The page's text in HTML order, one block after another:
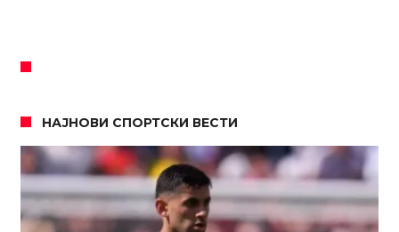
НАЈНОВИ СПОРТСКИ ВЕСТИ